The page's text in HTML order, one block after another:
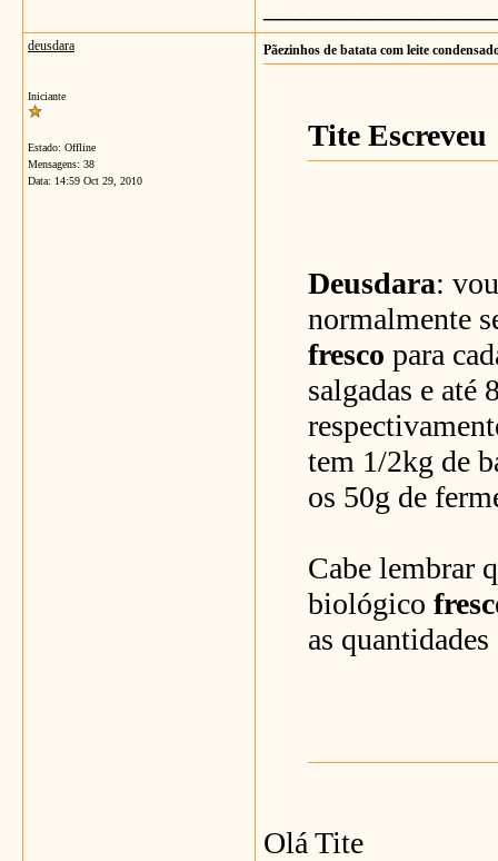
deusdara
Iniciante
Estado: Offline
Mensagens: 38
Data: 14:59 Oct 29, 2010
Pãezinhos de batata com leite
Tite Escreveu
Deusdara:
normalmente
fresco para
salgadas e até
tem 1/2kg de
os 50g de
Cabe lembrar
biológico
as
Olá Tite